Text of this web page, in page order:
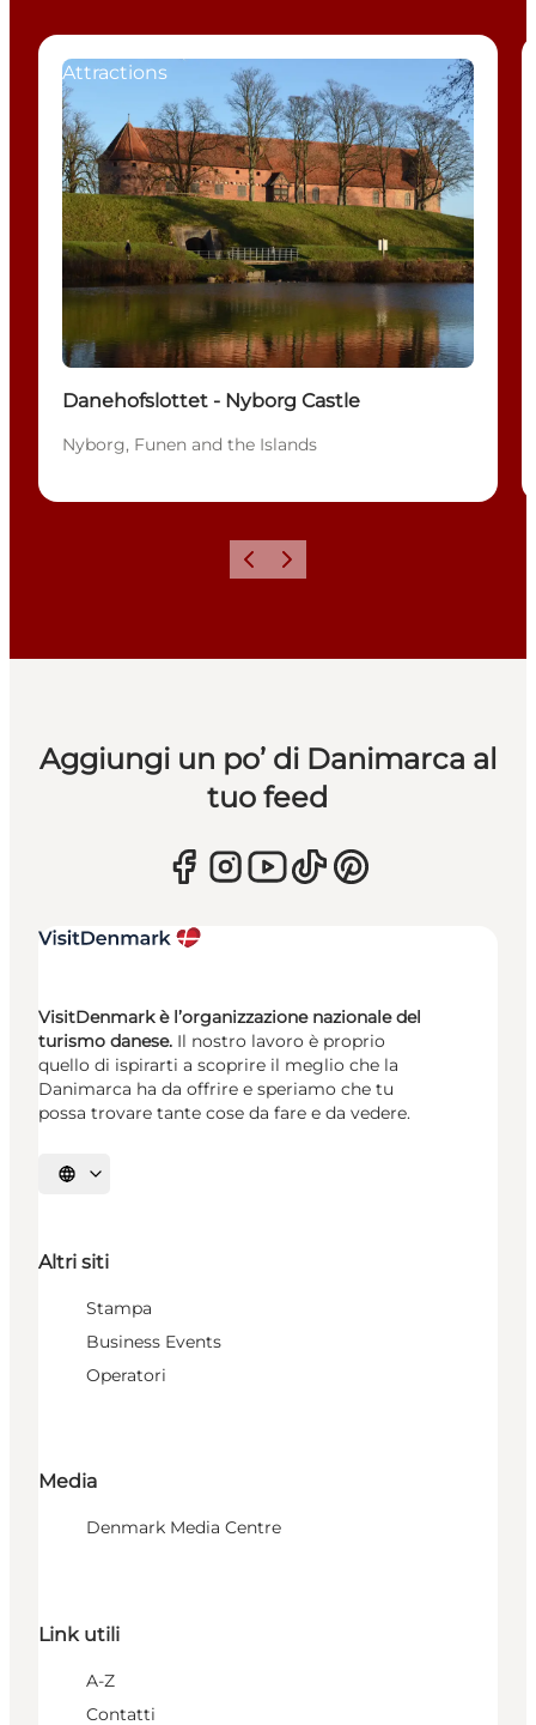
Attractions
Danehofslottet - Nyborg Castle
Nyborg, Funen and the Islands
Precedente
Avanti
Aggiungi un po’ di Danimarca al
tuo feed
VisitDenmark è l’organizzazione nazionale del
turismo danese. Il nostro lavoro è proprio
quello di ispirarti a scoprire il meglio che la
Danimarca ha da offrire e speriamo che tu
possa trovare tante cose da fare e da vedere.
Seleziona la lingua
Altri siti
Stampa
Business Events
Operatori
Media
Denmark Media Centre
Link utili
A-Z
Contatti